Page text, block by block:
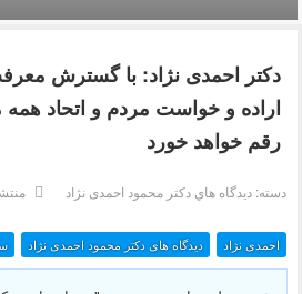
دکتر احمدی نژاد: با گسترش
اراده و خواست مردم و اتحاد
رقم خواهد خورد
دسته:ديدگاه هاي دکتر محمود احمدی نژاد منتشر
احمدی نژاد دیدگاه های دکتر محمود احمدی نژاد